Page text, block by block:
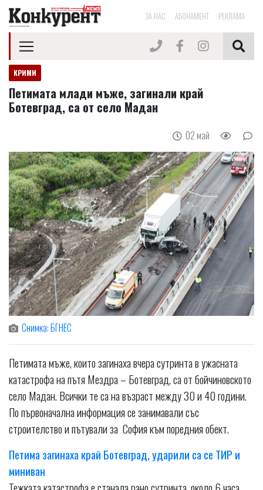
ЗА НАС АБОНАМЕНТ РЕКЛАМА
КРИМИ
Петимата млади мъже, загинали край
Ботевград, са от село Мадан
02 май
Снимка: БГНЕС
Петимата мъже, които загинаха вчера сутринта в ужасната
катастрофа на пътя Мездра – Ботевград, са от бойчиновското
село Мадан. Всички те са на възраст между 30 и 40 години.
По първоначална информация се занимавали със
строителство и пътували за София към поредния обект.
Петима загинаха край Ботевград, ударили са се ТИР и
миниван